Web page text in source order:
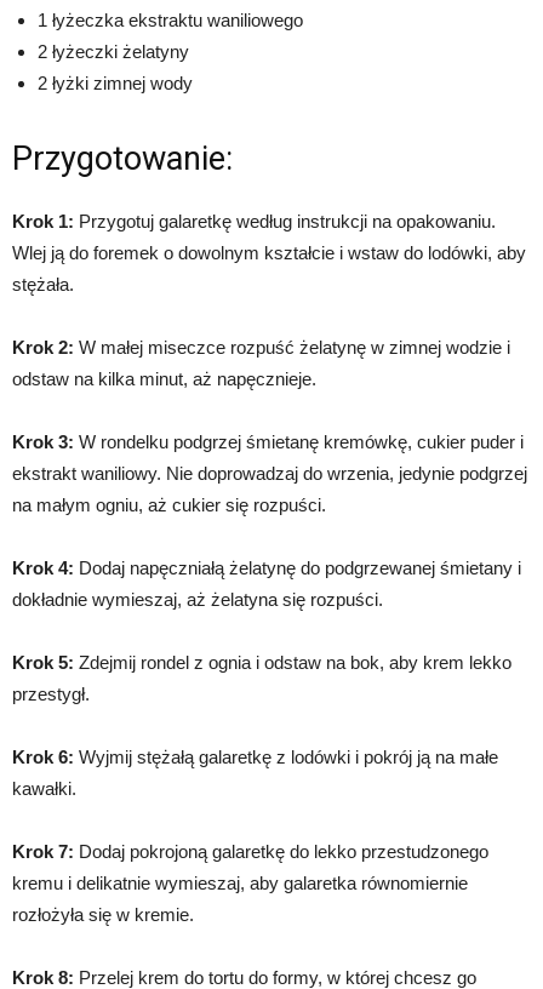
1 łyżeczka ekstraktu waniliowego
2 łyżeczki żelatyny
2 łyżki zimnej wody
Przygotowanie:
Krok 1: Przygotuj galaretkę według instrukcji na opakowaniu.
Wlej ją do foremek o dowolnym kształcie i wstaw do lodówki, aby
stężała.
Krok 2: W małej miseczce rozpuść żelatynę w zimnej wodzie i
odstaw na kilka minut, aż napęcznieje.
Krok 3: W rondelku podgrzej śmietanę kremówkę, cukier puder i
ekstrakt waniliowy. Nie doprowadzaj do wrzenia, jedynie podgrzej
na małym ogniu, aż cukier się rozpuści.
Krok 4: Dodaj napęczniałą żelatynę do podgrzewanej śmietany i
dokładnie wymieszaj, aż żelatyna się rozpuści.
Krok 5: Zdejmij rondel z ognia i odstaw na bok, aby krem lekko
przestygł.
Krok 6: Wyjmij stężałą galaretkę z lodówki i pokrój ją na małe
kawałki.
Krok 7: Dodaj pokrojoną galaretkę do lekko przestudzonego
kremu i delikatnie wymieszaj, aby galaretka równomiernie
rozłożyła się w kremie.
Krok 8: Przelej krem do tortu do formy, w której chcesz go